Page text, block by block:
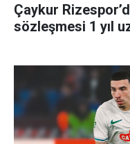
Çaykur
sözleşmesi 1 yıl